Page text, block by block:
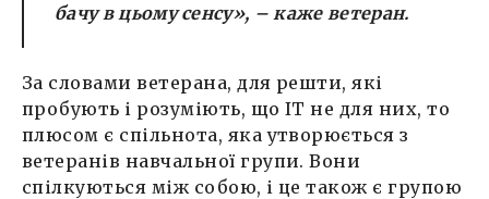
бачу в цьому сенсу», – каже ветеран.
За словами ветерана, для решти, які
пробують і розуміють, що ІТ не для них, то
плюсом є спільнота, яка утворюється з
ветеранів навчальної групи. Вони
спілкуються між собою, і це також є групою